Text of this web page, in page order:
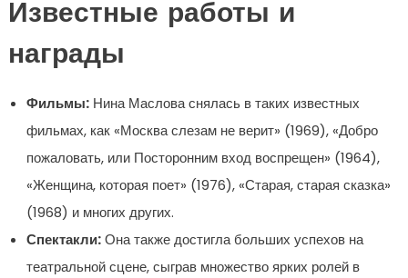
Известные работы и
награды
Фильмы:Нина Маслова снялась в таких известных
фильмах, как «Москва слезам не верит» (1969), «Добро
пожаловать, или Посторонним вход воспрещен» (1964),
«Женщина, которая поет» (1976), «Старая, старая сказка»
(1968) и многих других.
Спектакли:Она также достигла больших успехов на
театральной сцене, сыграв множество ярких ролей в